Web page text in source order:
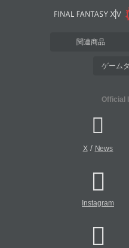
関連商品
ゲーム
Official
X/ News
Instagram